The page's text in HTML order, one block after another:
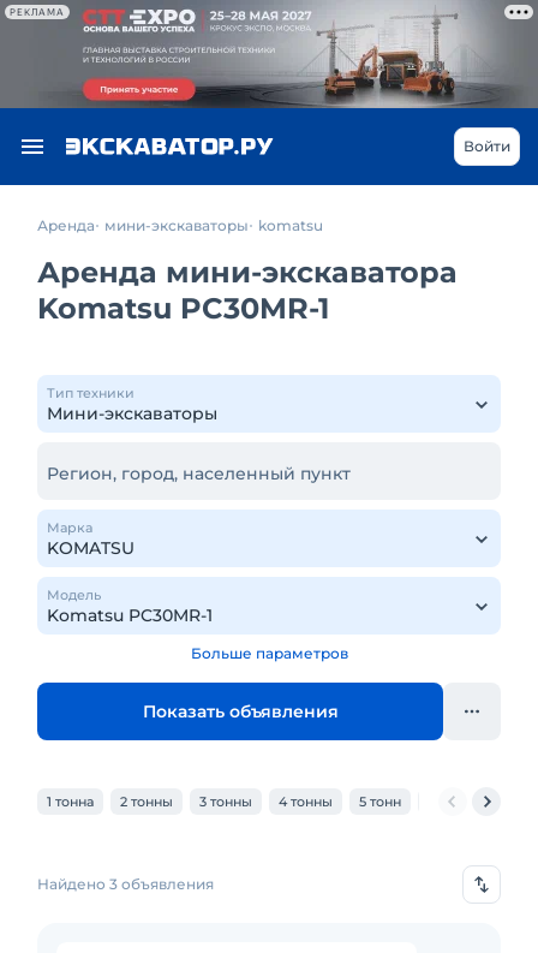
РЕКЛАМА
Войти
Аренда мини-экскаваторы komatsu
Аренда мини-экскаватора
Komatsu PC30MR-1
Тип техники
Регион, город, населенный пункт
Марка
Модель
Больше параметров
Показать объявления
1 тонна 2 тонны 3 тонны 4 тонны 5 тонн 6 тонн
Найдено 3 объявления